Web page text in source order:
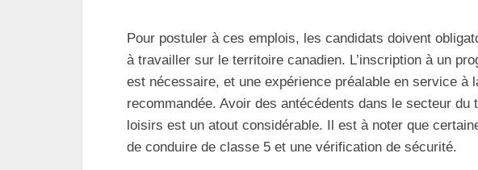
Pour postuler à ces emplois, les candidats doivent
à travailler sur le territoire canadien. L’inscription à un
est nécessaire, et une expérience préalable en service à
recommandée. Avoir des antécédents dans le secteur du
loisirs est un atout considérable. Il est à noter que
de conduire de classe 5 et une vérification de sécurité.